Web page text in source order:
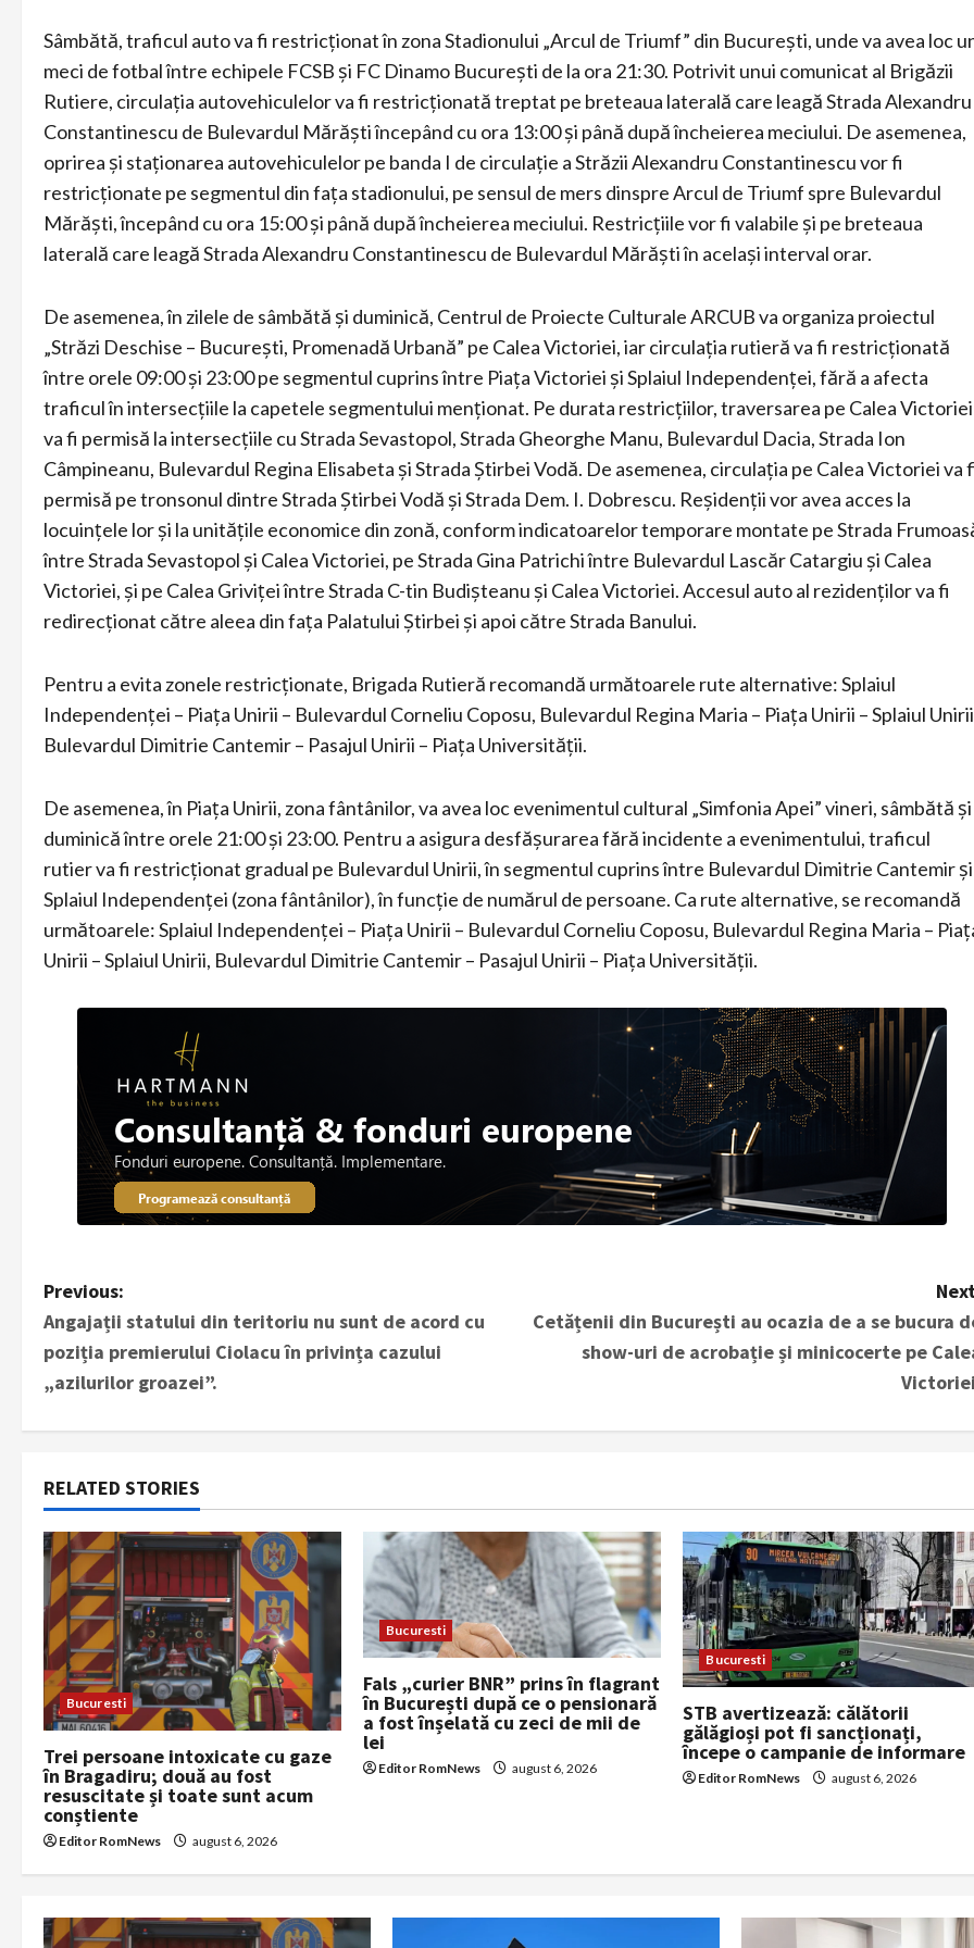
Sâmbătă, traficul auto va fi restricționat în zona Stadionului „Arcul de Triumf” din București, unde va avea loc
meci de fotbal între echipele FCSB și FC Dinamo București de la ora 21:30. Potrivit unui comunicat al Brigăzii
Rutiere, circulația autovehiculelor va fi restricționată treptat pe breteaua laterală care leagă Strada Alexandru
Constantinescu de Bulevardul Mărăști începând cu ora 13:00 și până după încheierea meciului. De asemenea,
oprirea și staționarea autovehiculelor pe banda I de circulație a Străzii Alexandru Constantinescu vor fi
restricționate pe segmentul din fața stadionului, pe sensul de mers dinspre Arcul de Triumf spre Bulevardul
Mărăști, începând cu ora 15:00 și până după încheierea meciului. Restricțiile vor fi valabile și pe breteaua
laterală care leagă Strada Alexandru Constantinescu de Bulevardul Mărăști în același interval orar.
De asemenea, în zilele de sâmbătă și duminică, Centrul de Proiecte Culturale ARCUB va organiza proiectul
„Străzi Deschise – București, Promenadă Urbană” pe Calea Victoriei, iar circulația rutieră va fi restricționată
între orele 09:00 și 23:00 pe segmentul cuprins între Piața Victoriei și Splaiul Independenței, fără a afecta
traficul în intersecțiile la capetele segmentului menționat. Pe durata restricțiilor, traversarea pe Calea Victoriei
va fi permisă la intersecțiile cu Strada Sevastopol, Strada Gheorghe Manu, Bulevardul Dacia, Strada Ion
Câmpineanu, Bulevardul Regina Elisabeta și Strada Știrbei Vodă. De asemenea, circulația pe Calea Victoriei va
permisă pe tronsonul dintre Strada Știrbei Vodă și Strada Dem. I. Dobrescu. Reșidenții vor avea acces la
locuințele lor și la unitățile economice din zonă, conform indicatoarelor temporare montate pe Strada
între Strada Sevastopol și Calea Victoriei, pe Strada Gina Patrichi între Bulevardul Lascăr Catargiu și Calea
Victoriei, și pe Calea Griviței între Strada C-tin Budișteanu și Calea Victoriei. Accesul auto al rezidenților va fi
redirecționat către aleea din fața Palatului Știrbei și apoi către Strada Banului.
Pentru a evita zonele restricționate, Brigada Rutieră recomandă următoarele rute alternative: Splaiul
Independenței – Piața Unirii – Bulevardul Corneliu Coposu, Bulevardul Regina Maria – Piața Unirii – Splaiul
Bulevardul Dimitrie Cantemir – Pasajul Unirii – Piața Universității.
De asemenea, în Piața Unirii, zona fântânilor, va avea loc evenimentul cultural „Simfonia Apei” vineri, sâmbătă și
duminică între orele 21:00 și 23:00. Pentru a asigura desfășurarea fără incidente a evenimentului, traficul
rutier va fi restricționat gradual pe Bulevardul Unirii, în segmentul cuprins între Bulevardul Dimitrie Cantemir și
Splaiul Independenței (zona fântânilor), în funcție de numărul de persoane. Ca rute alternative, se recomandă
următoarele: Splaiul Independenței – Piața Unirii – Bulevardul Corneliu Coposu, Bulevardul Regina Maria –
Unirii – Splaiul Unirii, Bulevardul Dimitrie Cantemir – Pasajul Unirii – Piața Universității.
P
o
s
t
n
a
v
i
g
a
t
i
o
Previous:
Angajații statului din teritoriu nu sunt de acord cu
poziția premierului Ciolacu în privința cazului
„azilurilor groazei”.
Cetățenii din București au ocazia de a se bucura
show-uri de acrobație și minicocerte pe
RELATED STORIES
Bucuresti
Trei persoane intoxicate cu gaze
în Bragadiru; două au fost
resuscitate și toate sunt acum
conștiente
Editor RomNews august 6, 2026
Bucuresti
Fals „curier BNR” prins în flagrant
în București după ce o pensionară
a fost înșelată cu zeci de mii de
lei
Editor RomNews august 6, 2026
Bucuresti
STB avertizează: călătorii
gălăgioși pot fi sancționați,
începe o campanie de informare
Editor RomNews august 6, 2026